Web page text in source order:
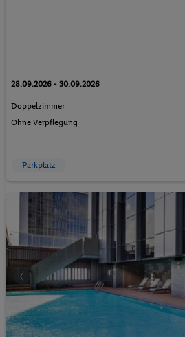
28.09.2026 - 30.09.2026
Doppelzimmer
Ohne Verpflegung
Parkplatz